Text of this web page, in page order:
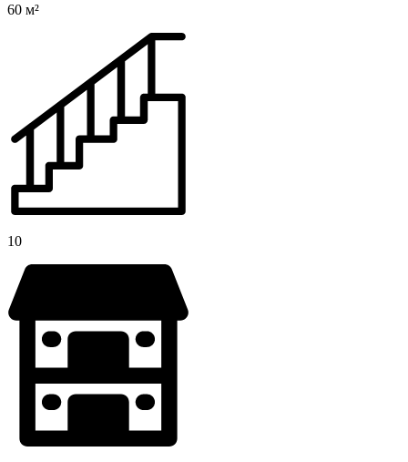
60 м²
10